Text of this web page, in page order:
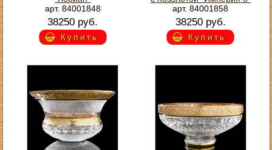
арт. 84001848
38250 руб.
Купить
арт. 84001858
38250 руб.
Купить